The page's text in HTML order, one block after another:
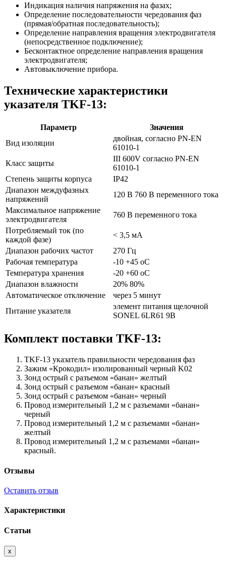
Индикация наличия напряжения на фазах;
Определение последовательности чередования фаз
(прямая/обратная последовательность);
Определение направления вращения электродвигателя
(непосредственное подключение);
Бесконтактное определение направления вращения
электродвигателя;
Автовыключение прибора.
Технические характеристики
указателя TKF-13:
Параметр
Значения
Вид изоляции
двойная, согласно PN-EN
61010-1
Класс защиты
III 600V согласно PN-EN
61010-1
Степень защиты корпуса
IP42
Диапазон междуфазных
напряжений
120 В 760 В переменного тока
Максимальное напряжение
электродвигателя
760 В переменного тока
Потребляемый ток (по
каждой фазе)
< 3,5 мA
Диапазон рабочих частот
270 Гц
Рабочая температура
-10 +45 oC
Температура хранения
-20 +60 oC
Диапазон влажности
20% 80%
Автоматическое отключение
через 5 минут
Питание указателя
элемент питания щелочной
SONEL 6LR61 9В
Комплект поставки TKF-13:
TKF-13 указатель правильности чередования фаз
Зажим «Крокодил» изолированный черный K02
Зонд острый с разъемом «банан» желтый
Зонд острый с разъемом «банан» красный
Зонд острый с разъемом «банан» черный
Провод измерительный 1,2 м с разъемами «банан»
черный
Провод измерительный 1,2 м с разъемами «банан»
желтый
Провод измерительный 1,2 м с разъемами «банан»
красный.
Отзывы
Оставить отзыв
Характеристики
Статьи
x